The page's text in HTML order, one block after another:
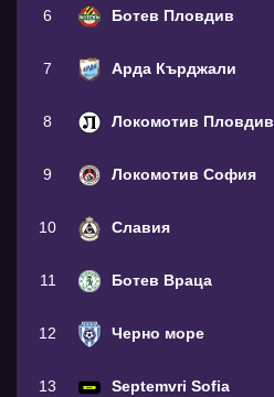
6 Ботев Пловдив
7 Арда Кърджали
8 Локомотив Пловдив
9 Локомотив София
10 Славия
11 Ботев Враца
12 Черно море
13 Septemvri Sofia